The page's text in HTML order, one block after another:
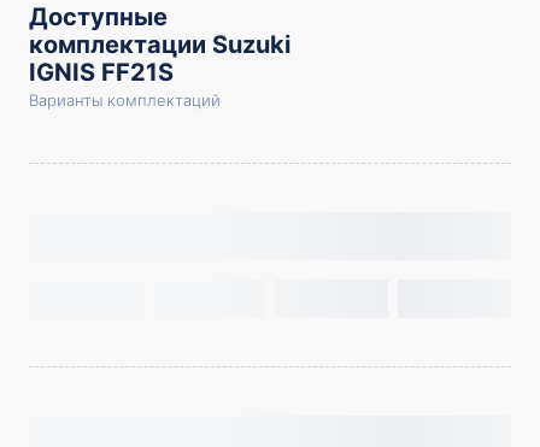
Доступные
комплектации Suzuki
IGNIS FF21S
Варианты комплектаций